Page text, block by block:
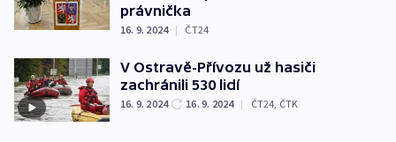
právnička
16. 9. 2024 | ČT24
V Ostravě-Přívozu už hasiči
zachránili 530 lidí
16. 9. 2024 16. 9. 2024 | ČT24, ČTK